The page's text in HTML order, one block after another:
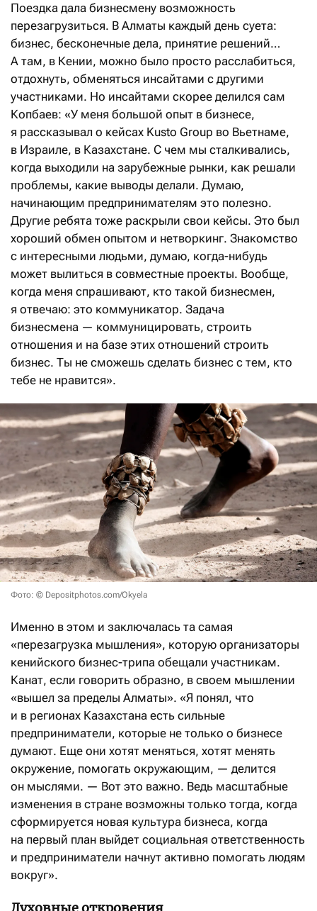
Поездка дала бизнесмену возможность
перезагрузиться. В Алматы каждый день суета:
бизнес, бесконечные дела, принятие решений…
А там, в Кении, можно было просто расслабиться,
отдохнуть, обменяться инсайтами с другими
участниками. Но инсайтами скорее делился сам
Копбаев: «У меня большой опыт в бизнесе,
я рассказывал о кейсах Kusto Group во Вьетнаме,
в Израиле, в Казахстане. С чем мы сталкивались,
когда выходили на зарубежные рынки, как решали
проблемы, какие выводы делали. Думаю,
начинающим предпринимателям это полезно.
Другие ребята тоже раскрыли свои кейсы. Это был
хороший обмен опытом и нетворкинг. Знакомство
с интересными людьми, думаю, когда-нибудь
может вылиться в совместные проекты. Вообще,
когда меня спрашивают, кто такой бизнесмен,
я отвечаю: это коммуникатор. Задача
бизнесмена — коммуницировать, строить
отношения и на базе этих отношений строить
бизнес. Ты не сможешь сделать бизнес с тем, кто
тебе не нравится».
Фото: © Depositphotos.com/Okyela
Именно в этом и заключалась та самая
«перезагрузка мышления», которую организаторы
кенийского бизнес-трипа обещали участникам.
Канат, если говорить образно, в своем мышлении
«вышел за пределы Алматы». «Я понял, что
и в регионах Казахстана есть сильные
предприниматели, которые не только о бизнесе
думают. Еще они хотят меняться, хотят менять
окружение, помогать окружающим, — делится
он мыслями. — Вот это важно. Ведь масштабные
изменения в стране возможны только тогда, когда
сформируется новая культура бизнеса, когда
на первый план выйдет социальная ответственность
и предприниматели начнут активно помогать людям
вокруг».